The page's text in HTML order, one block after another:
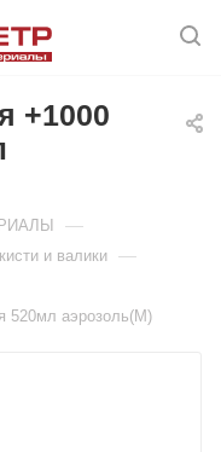
+1000
—
и валики —
520мл аэрозоль(М)